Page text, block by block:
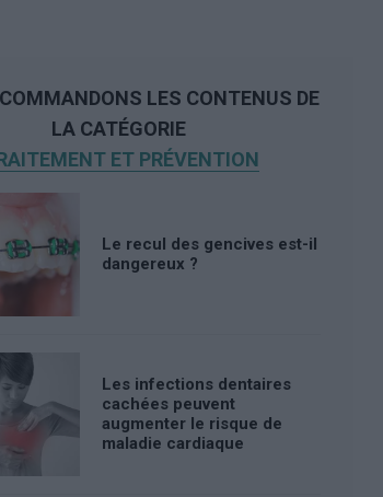
LES CONTENUS DE
LA CATÉGORIE
ET PRÉVENTION
Le recul des gencives est-il
dangereux ?
Les infections dentaires
cachées peuvent
augmenter le risque de
maladie cardiaque